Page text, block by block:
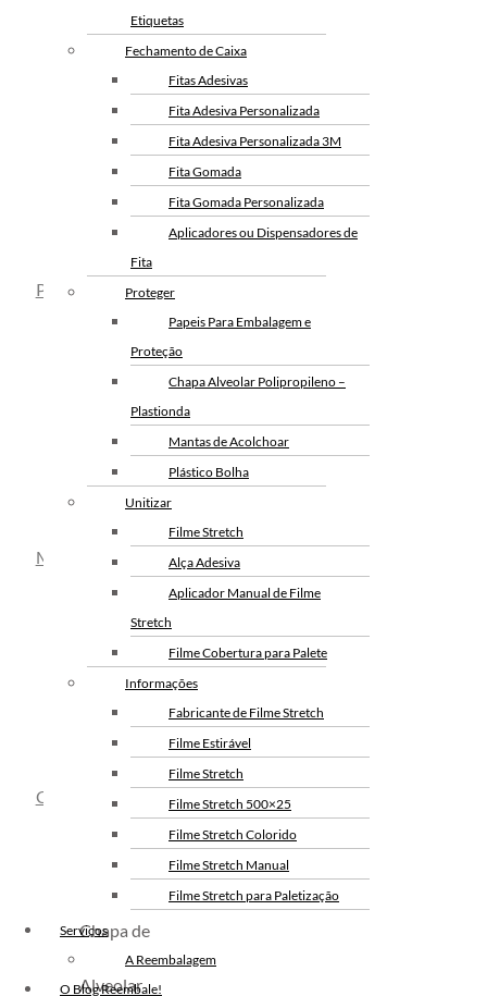
Etiquetas
Fechamento de Caixa
Fitas Adesivas
Fita Adesiva Personalizada
Fita Adesiva Personalizada 3M
Fita Gomada
Fita Gomada Personalizada
Aplicadores ou Dispensadores de
Fita
Proteger
Papeis Para Embalagem e
Proteção
Chapa Alveolar Polipropileno –
Plastionda
Mantas de Acolchoar
Plástico Bolha
Unitizar
Filme Stretch
Alça Adesiva
Aplicador Manual de Filme
Stretch
Filme Cobertura para Palete
Informações
Fabricante de Filme Stretch
Filme Estirável
Filme Stretch
Filme Stretch 500×25
Filme Stretch Colorido
Filme Stretch Manual
Filme Stretch para Paletização
Filme Stretch Preto
Serviços
A Reembalagem
O Blog Reembale!
Ondulado
Plástico Bolha para diversas aplicações
Embalagens de
Plástico Bolha
Mantas de Acolchoar (Novidade!)
Mantas de
Acolchoar
Chapas de Polipropileno Alveolar
Chapa de
Polipropileno
Alveolar